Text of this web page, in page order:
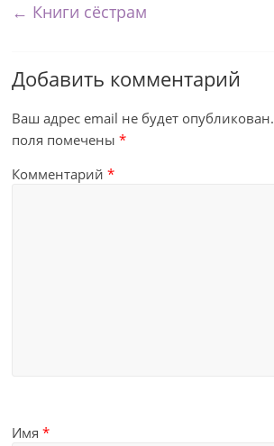
← Книги сёстрам
Добавить комментарий
Ваш адрес email не будет опубликован.
поля помечены*
Комментарий*
Имя*